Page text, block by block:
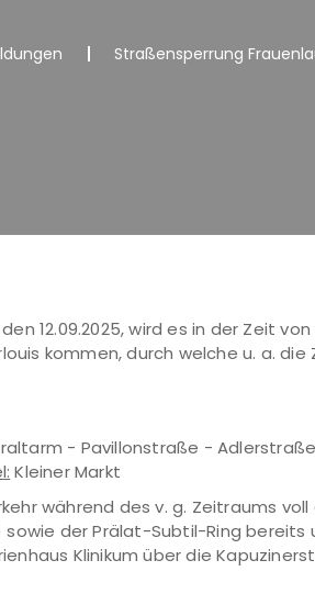
Straßensperrung
12.09.2025, wird es in der Zeit
kommen, durch welche u. a. die
- Pavillonstraße -
Kleiner Markt
während des v. g. Zeitraums
der Prälat-Subtil-Ring bereits
Klinikum über die